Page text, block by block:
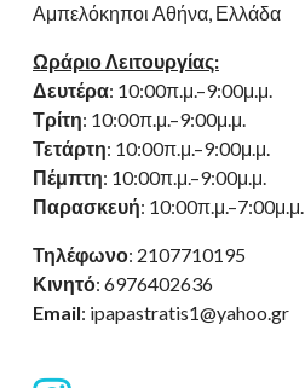
Αμπελόκηποι Αθήνα, Ελλάδα
Ωράριο Λειτουργίας:
Δευτέρα: 10:00π.μ.–9:00μ.μ.
Τρίτη: 10:00π.μ.–9:00μ.μ.
Τετάρτη: 10:00π.μ.–9:00μ.μ.
Πέμπτη: 10:00π.μ.–9:00μ.μ.
Παρασκευή: 10:00π.μ.–7:00μ.μ.
Τηλέφωνο: 2107710195
Κινητό: 6976402636
Email: ipapastratis1@yahoo.gr